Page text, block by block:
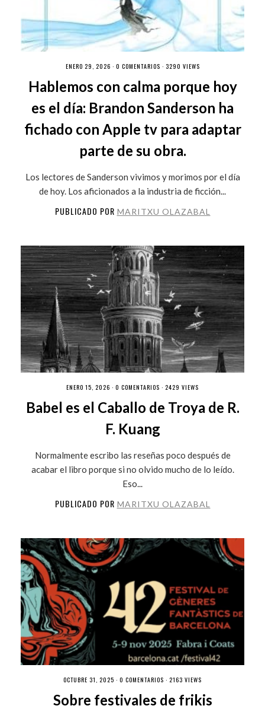
ENERO 29, 2026 · 0 COMENTARIOS · 3290 VIEWS
Hablemos con calma porque hoy
es el día: Brandon Sanderson ha
fichado con Apple tv para adaptar
parte de su obra.
Los lectores de Sanderson vivimos y morimos por el día
de hoy. Los aficionados a la industria de ficción...
PUBLICADO POR MARITXU OLAZABAL
ENERO 15, 2026 · 0 COMENTARIOS · 2429 VIEWS
Babel es el Caballo de Troya de R.
F. Kuang
Normalmente escribo las reseñas poco después de
acabar el libro porque si no olvido mucho de lo leído.
Eso...
PUBLICADO POR MARITXU OLAZABAL
OCTUBRE 31, 2025 · 0 COMENTARIOS · 2163 VIEWS
Sobre festivales de frikis